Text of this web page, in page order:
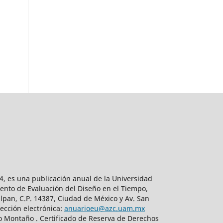
es una publicación anual de la Universidad
de Evaluación del Diseño en el Tiempo,
C.P. 14387, Ciudad de México y Av. San
electrónica: anuarioeu@azc.uam.mx
. Certificado de Reserva de Derechos